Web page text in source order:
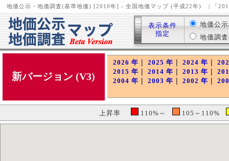
地価公示・地価調査(基準地価) [2010年] - 全国地価マップ (平成22年) | 「
表示条件
指定
地価公
地価調
新バージョン (V3)
2026 年 2025 年 2024 年
2015 年
2014 年 2013 年
2004 年
2003 年 2002 年
上昇率 110%～ 105～110%